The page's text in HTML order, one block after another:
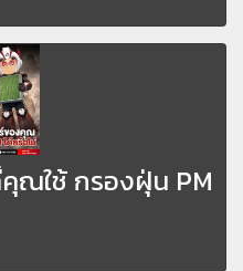
ณใช้ กรองฝุ่น PM